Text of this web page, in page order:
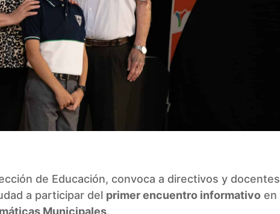
de Educación, convoca a directivos y docentes
a participar del primer encuentro informativo en
Municipales.